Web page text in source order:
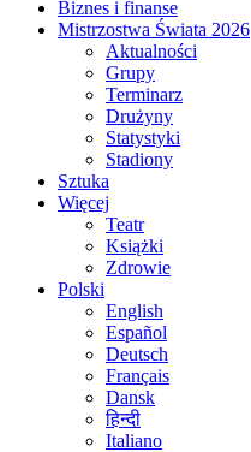
Biznes i finanse
Mistrzostwa Świata 2026
Aktualności
Grupy
Terminarz
Drużyny
Statystyki
Stadiony
Sztuka
Więcej
Teatr
Książki
Zdrowie
Polski
English
Español
Deutsch
Français
Dansk
हिन्दी
Italiano